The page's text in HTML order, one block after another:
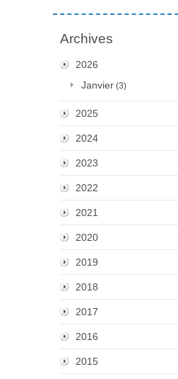
Archives
2026
Janvier (3)
2025
2024
2023
2022
2021
2020
2019
2018
2017
2016
2015